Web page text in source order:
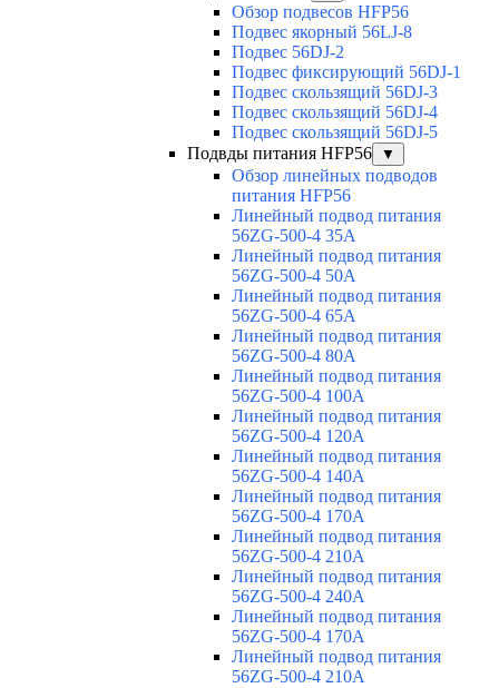
Обзор подвесов HFP56
Подвес якорный 56LJ-8
Подвес 56DJ-2
Подвес фиксирующий 56DJ-1
Подвес скользящий 56DJ-3
Подвес скользящий 56DJ-4
Подвес скользящий 56DJ-5
Подвды питания HFP56
▼
Обзор линейных подводов
питания HFP56
Линейный подвод питания
56ZG-500-4 35A
Линейный подвод питания
56ZG-500-4 50A
Линейный подвод питания
56ZG-500-4 65A
Линейный подвод питания
56ZG-500-4 80A
Линейный подвод питания
56ZG-500-4 100A
Линейный подвод питания
56ZG-500-4 120A
Линейный подвод питания
56ZG-500-4 140A
Линейный подвод питания
56ZG-500-4 170A
Линейный подвод питания
56ZG-500-4 210A
Линейный подвод питания
56ZG-500-4 240A
Линейный подвод питания
56ZG-500-4 170A
Линейный подвод питания
56ZG-500-4 210A